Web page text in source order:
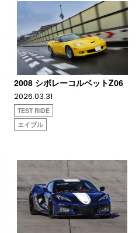
2008 シボレーコルベットZ06
2026.03.31
TEST RIDE
エイブル